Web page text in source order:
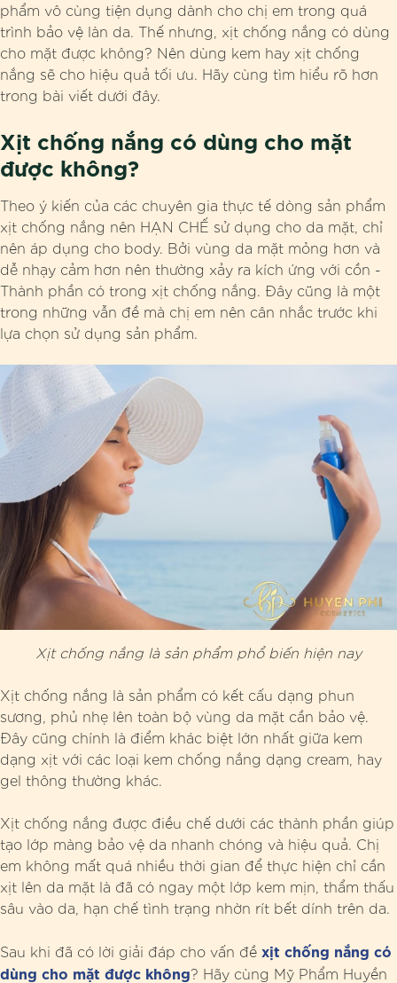
phẩm vô cùng tiện dụng dành cho chị em trong quá
trình bảo vệ làn da. Thế nhưng, xịt chống nắng có dùng
cho mặt được không? Nên dùng kem hay xịt chống
nắng sẽ cho hiệu quả tối ưu. Hãy cùng tìm hiểu rõ hơn
trong bài viết dưới đây.
Xịt chống nắng có dùng cho mặt
được không?
Theo ý kiến của các chuyên gia thực tế dòng sản phẩm
xịt chống nắng nên HẠN CHẾ sử dụng cho da mặt, chỉ
nên áp dụng cho body. Bởi vùng da mặt mỏng hơn và
dễ nhạy cảm hơn nên thường xảy ra kích ứng với cồn -
Thành phần có trong xịt chống nắng. Đây cũng là một
trong những vẫn đề mà chị em nên cân nhắc trước khi
lựa chọn sử dụng sản phẩm.
Xịt chống nắng là sản phẩm phổ biến hiện nay
Xịt chống nắng là sản phẩm có kết cấu dạng phun
sương, phủ nhẹ lên toàn bộ vùng da mặt cần bảo vệ.
Đây cũng chính là điểm khác biệt lớn nhất giữa kem
dạng xịt với các loại kem chống nắng dạng cream, hay
gel thông thường khác.
Xịt chống nắng được điều chế dưới các thành phần giúp
tạo lớp màng bảo vệ da nhanh chóng và hiệu quả. Chị
em không mất quá nhiều thời gian để thực hiện chỉ cần
xịt lên da mặt là đã có ngay một lớp kem mịn, thẩm thấu
sâu vào da, hạn chế tình trạng nhờn rít bết dính trên da.
Sau khi đã có lời giải đáp cho vấn đề xịt chống nắng có
dùng cho mặt được không? Hãy cùng Mỹ Phẩm Huyền